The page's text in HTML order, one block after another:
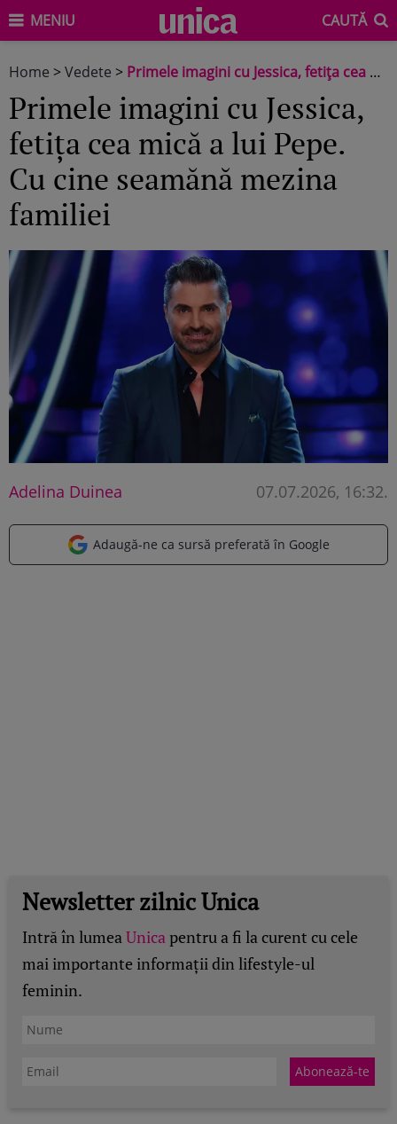
MENIU CAUTĂ
Home >Vedete > Primele imagini cu Jessica, fetița cea mică a lui Pepe. Cu cine seamănă mezina familiei
Primele imagini cu Jessica,
fetița cea mică a lui Pepe.
Cu cine seamănă mezina
familiei
Adelina Duinea 07.07.2026, 16:32.
Adaugă-ne ca sursă preferată în Google
Newsletter zilnic Unica
Intră în lumeaUnicapentru a fi la curent cu cele
mai importante informații din lifestyle-ul
feminin.